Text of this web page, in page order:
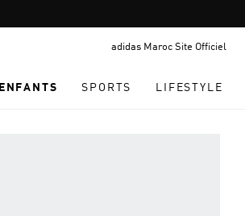
promotion
adidas Maroc Site Officiel
ENFANTS SPORTS LIFESTYLE